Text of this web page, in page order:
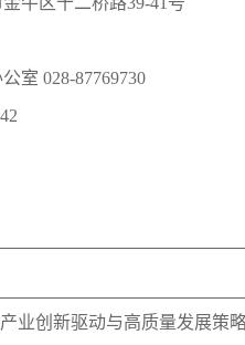
室 028-87769730
业创新驱动与高质量发展策